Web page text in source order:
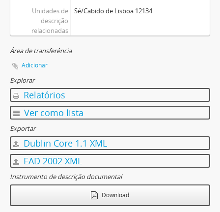
Unidades de
descrição
relacionadas
Sé/Cabido de Lisboa 12134
Área de transferência
Adicionar
Explorar
Relatórios
Ver como lista
Exportar
Dublin Core 1.1 XML
EAD 2002 XML
Instrumento de descrição documental
Download